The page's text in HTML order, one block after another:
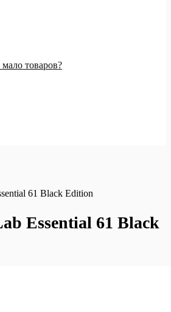
товаров?
61 Black Edition
Essential 61 Black